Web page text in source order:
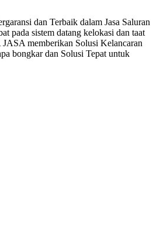
dan Terbaik dalam Jasa Saluran
pada sistem datang kelokasi dan taat
memberikan Solusi Kelancaran
bongkar dan Solusi Tepat untuk